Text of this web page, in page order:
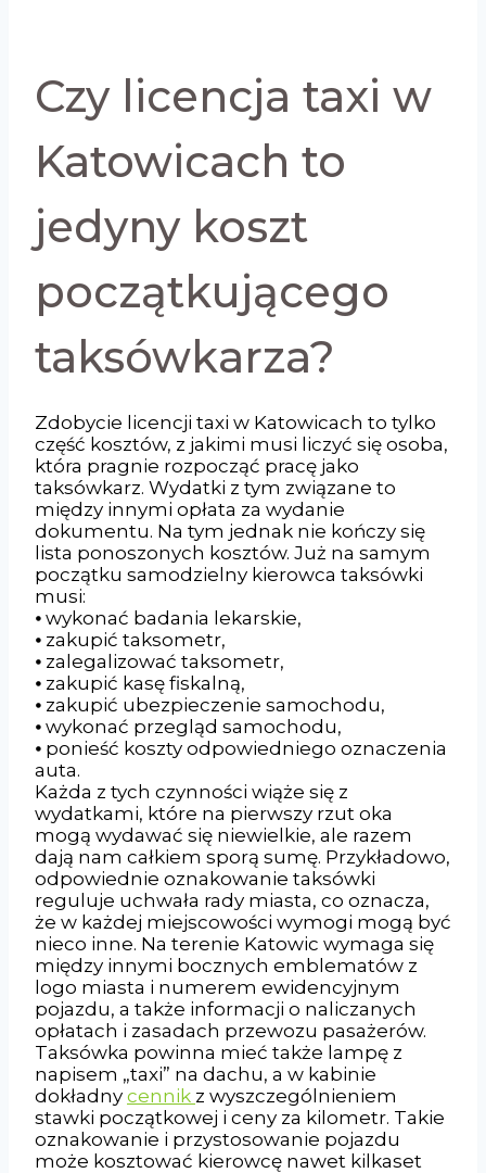
Czy licencja taxi w
Katowicach to
jedyny koszt
początkującego
taksówkarza?
Zdobycie licencji taxi w Katowicach to tylko
część kosztów, z jakimi musi liczyć się osoba,
która pragnie rozpocząć pracę jako
taksówkarz. Wydatki z tym związane to
między innymi opłata za wydanie
dokumentu. Na tym jednak nie kończy się
lista ponoszonych kosztów. Już na samym
początku samodzielny kierowca taksówki
musi:
⦁ wykonać badania lekarskie,
⦁ zakupić taksometr,
⦁ zalegalizować taksometr,
⦁ zakupić kasę fiskalną,
⦁ zakupić ubezpieczenie samochodu,
⦁ wykonać przegląd samochodu,
⦁ ponieść koszty odpowiedniego oznaczenia
auta.
Każda z tych czynności wiąże się z
wydatkami, które na pierwszy rzut oka
mogą wydawać się niewielkie, ale razem
dają nam całkiem sporą sumę. Przykładowo,
odpowiednie oznakowanie taksówki
reguluje uchwała rady miasta, co oznacza,
że w każdej miejscowości wymogi mogą być
nieco inne. Na terenie Katowic wymaga się
między innymi bocznych emblematów z
logo miasta i numerem ewidencyjnym
pojazdu, a także informacji o naliczanych
opłatach i zasadach przewozu pasażerów.
Taksówka powinna mieć także lampę z
napisem „taxi” na dachu, a w kabinie
dokładny cennik z wyszczególnieniem
stawki początkowej i ceny za kilometr. Takie
oznakowanie i przystosowanie pojazdu
może kosztować kierowcę nawet kilkaset